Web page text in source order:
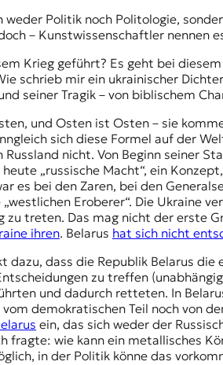
weder Politik noch Politologie,
– Kunstwissenschaftler nennen
Krieg geführt? Es geht bei
schrieb mir ein ukrainischer
seiner Tragik – von biblischem
und Osten ist Osten – sie
sich diese Formel auf der
Russland nicht. Von Beginn seiner
„russische Macht“, ein
es bei den Zaren, bei den
„westlichen Eroberer“. Die Ukraine
zu treten. Das mag nicht der erste
ihren. Belarus hat sich nicht
dazu, dass die Republik Belarus
zu treffen
und dadurch retteten. In
demokratischen Teil noch von
ein, das sich weder der
fragte: wie kann ein metallisches
in der Politik könne das